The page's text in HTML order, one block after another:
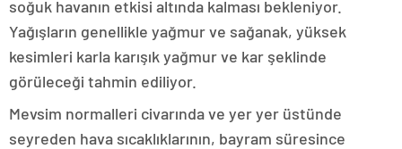
soğuk havanın etkisi altında kalması bekleniyor.
Yağışların genellikle yağmur ve sağanak, yüksek
kesimleri karla karışık yağmur ve kar şeklinde
görüleceği tahmin ediliyor.
Mevsim normalleri civarında ve yer yer üstünde
seyreden hava sıcaklıklarının, bayram süresince